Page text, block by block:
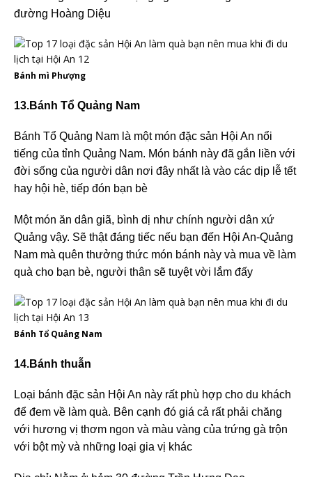
đường Hoàng Diệu
Bánh mì Phượng
13.Bánh Tổ Quảng Nam
Bánh Tổ Quảng Nam là một món đặc sản Hội An nổi
tiếng của tỉnh Quảng Nam. Món bánh này đã gắn liền với
đời sống của người dân nơi đây nhất là vào các dịp lễ tết
hay hội hè, tiếp đón bạn bè
Một món ăn dân giã, bình dị như chính người dân xứ
Quảng vậy. Sẽ thật đáng tiếc nếu bạn đến Hội An-Quảng
Nam mà quên thưởng thức món bánh này và mua về làm
quà cho bạn bè, người thân sẽ tuyệt vời lắm đấy
Bánh Tổ Quảng Nam
14.Bánh thuẫn
Loại bánh đặc sản Hội An này rất phù hợp cho du khách
để đem về làm quà. Bên cạnh đó giá cả rất phải chăng
với hương vị thơm ngon và màu vàng của trứng gà trộn
với bột mỳ và những loại gia vị khác